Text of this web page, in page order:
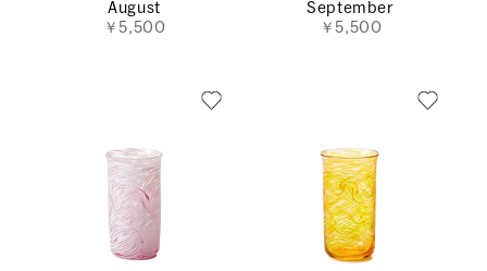
August
￥5,500
September
￥5,500